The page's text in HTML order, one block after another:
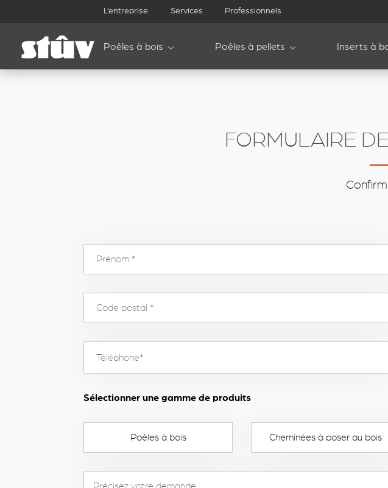
L’entreprise Services Professionnels
Poêles à bois Poêles à pellets Inserts à
FORMULAIRE
Sélectionner une gamme de produits
Poêles à bois Cheminées à poser au bois